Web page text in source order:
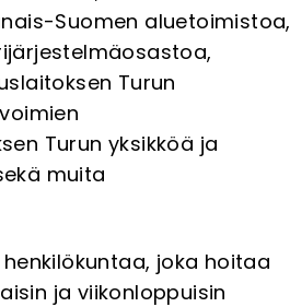
Suomen aluetoimistoa,
Turun
Turun yksikköä ja
muita
joka hoitaa
ja viikonloppuisin